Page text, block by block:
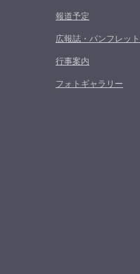
報道予定
広報誌・パンフレット
行事案内
フォトギャラリー